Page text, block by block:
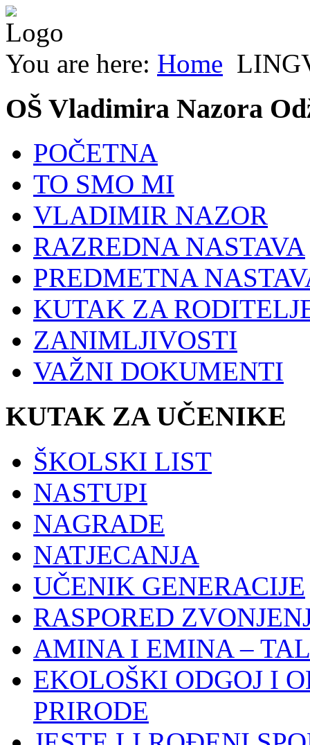
You are here: Home
OŠ Vladimira Nazora
POČETNA
TO SMO MI
VLADIMIR NAZOR
RAZREDNA NASTAVA
PREDMETNA
KUTAK ZA
ZANIMLJIVOSTI
VAŽNI DOKUMENTI
KUTAK ZA UČENIKE
ŠKOLSKI LIST
NASTUPI
NAGRADE
NATJECANJA
UČENIK GENERACIJE
RASPORED
AMINA I EMINA –
EKOLOŠKI ODGOJ I
PRIRODE